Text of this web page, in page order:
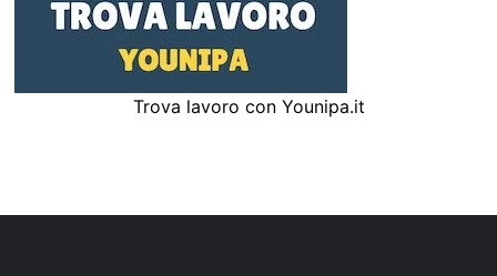
Trova lavoro con Younipa.it